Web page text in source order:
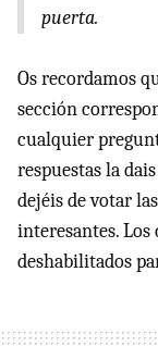
puerta.
Os recordamos
sección
cualquier
respuestas la
dejéis de votar
interesantes. Los
deshabilitados